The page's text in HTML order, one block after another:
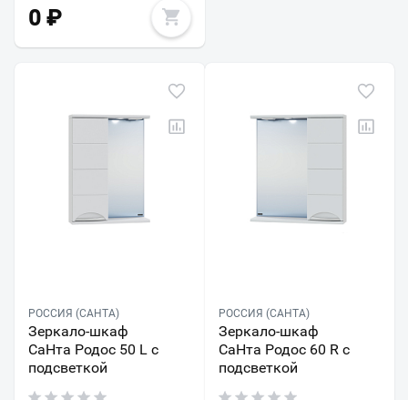
0 ₽
РОССИЯ (САНТА)
Зеркало-шкаф
СаНта Родос 50 L с
подсветкой
РОССИЯ (САНТА)
Зеркало-шкаф
СаНта Родос 60 R с
подсветкой